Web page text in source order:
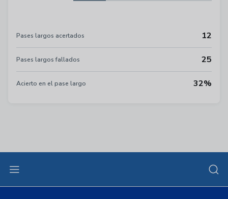
Pases largos acertados 12
Pases largos fallados 25
Acierto en el pase largo 32%